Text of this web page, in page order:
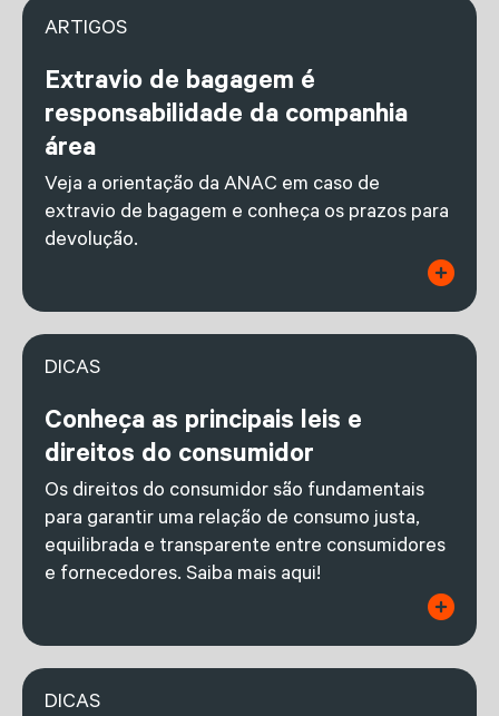
ARTIGOS
Extravio de bagagem é
responsabilidade da companhia
área
Veja a orientação da ANAC em caso de
extravio de bagagem e conheça os prazos para
devolução.
DICAS
Conheça as principais leis e
direitos do consumidor
Os direitos do consumidor são fundamentais
para garantir uma relação de consumo justa,
equilibrada e transparente entre consumidores
e fornecedores. Saiba mais aqui!
DICAS